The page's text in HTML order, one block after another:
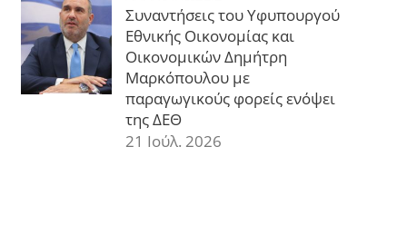
Συναντήσεις του Υφυπουργού
Εθνικής Οικονομίας και
Οικονομικών Δημήτρη
Μαρκόπουλου με
παραγωγικούς φορείς ενόψει
της ΔΕΘ
21 Ιούλ. 2026